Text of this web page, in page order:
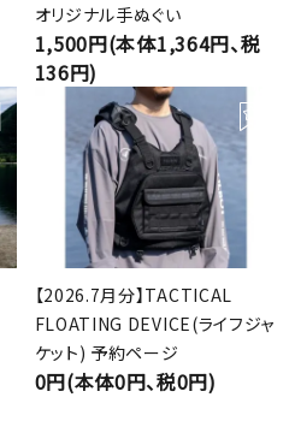
オリジナル手ぬぐい
1,500円(本体1,364円、税
136円)
【2026.7月分】TACTICAL
FLOATING DEVICE(ライフジャ
ケット) 予約ページ
0円(本体0円、税0円)